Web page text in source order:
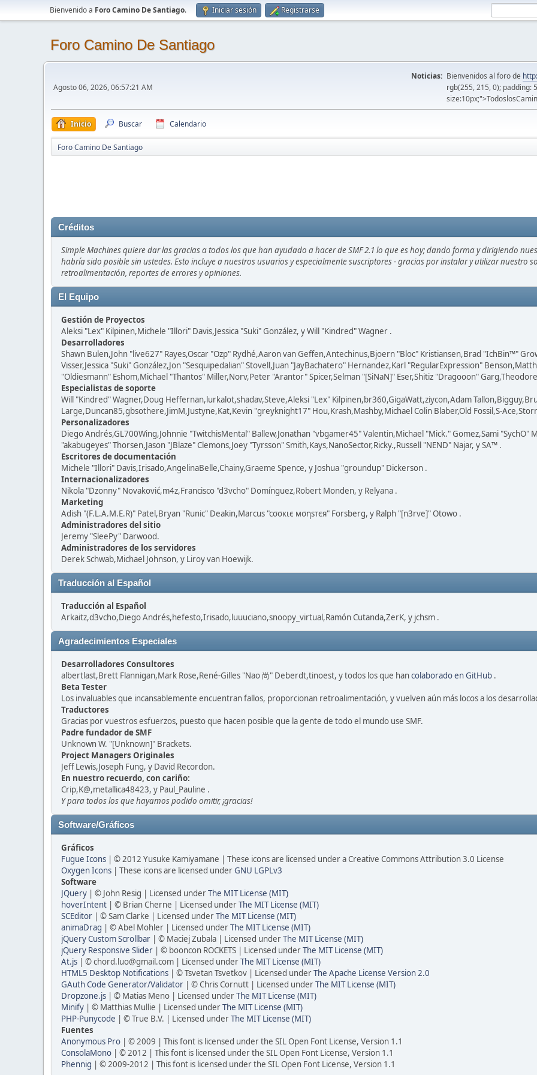
Bienvenido a Foro Camino De Santiago. Iniciar sesión Registrarse
Foro Camino De Santiago
Agosto 06, 2026, 06:57:21 AM
Noticias: Bienvenidos al foro de
rgb(255, 215, 0); padding:
Inicio Buscar Calendario
Foro Camino De Santiago
Créditos
Simple Machines quiere dar las gracias a todos los que han ayudado a hacer de SMF 2.1 lo que es hoy; dando forma y dirigiendo
habría sido posible sin ustedes. Esto incluye a nuestros usuarios y especialmente suscriptores - gracias por instalar y utilizar nuestro
retroalimentación, reportes de errores y opiniones.
El Equipo
Gestión de Proyectos
Aleksi "Lex" Kilpinen,Michele "Illori" Davis,Jessica "Suki" González, y Will "Kindred" Wagner .
Desarrolladores
Shawn Bulen,John "live627" Rayes,Oscar "Ozp" Rydhé,Aaron van Geffen,Antechinus,Bjoern "Bloc" Kristiansen,Brad "IchBin™"
Visser,Jessica "Suki" González,Jon "Sesquipedalian" Stovell,Juan "JayBachatero" Hernandez,Karl "RegularExpression"
"Oldiesmann" Eshom,Michael "Thantos" Miller,Norv,Peter "Arantor" Spicer,Selman "[SiNaN]" Eser,Shitiz "Dragooon"
Especialistas de soporte
Will "Kindred" Wagner,Doug Heffernan,lurkalot,shadav,Steve,Aleksi "Lex" Kilpinen,br360,GigaWatt,ziycon,Adam
Large,Duncan85,gbsothere,JimM,Justyne,Kat,Kevin "greyknight17" Hou,Krash,Mashby,Michael Colin Blaber,Old Fossil,S-
Personalizadores
Diego Andrés,GL700Wing,Johnnie "TwitchisMental" Ballew,Jonathan "vbgamer45" Valentin,Michael "Mick." Gomez,Sami "SychO"
"akabugeyes" Thorsen,Jason "JBlaze" Clemons,Joey "Tyrsson" Smith,Kays,NanoSector,Ricky.,Russell "NEND" Najar, y SA™ .
Escritores de documentación
Michele "Illori" Davis,Irisado,AngelinaBelle,Chainy,Graeme Spence, y Joshua "groundup" Dickerson .
Internacionalizadores
Nikola "Dzonny" Novaković,m4z,Francisco "d3vcho" Domínguez,Robert Monden, y Relyana .
Marketing
Adish "(F.L.A.M.E.R)" Patel,Bryan "Runic" Deakin,Marcus "cσσкιє мσηѕтєя" Forsberg, y Ralph "[n3rve]" Otowo .
Administradores del sitio
Jeremy "SleePy" Darwood.
Administradores de los servidores
Derek Schwab,Michael Johnson, y Liroy van Hoewijk.
Traducción al Español
Traducción al Español
Arkaitz,d3vcho,Diego Andrés,hefesto,Irisado,luuuciano,snoopy_virtual,Ramón Cutanda,ZerK, y jchsm .
Agradecimientos Especiales
Desarrolladores Consultores
albertlast,Brett Flannigan,Mark Rose,René-Gilles "Nao 尚" Deberdt,tinoest, y todos los que hancolaborado en GitHub .
Beta Tester
Los invaluables que incansablemente encuentran fallos, proporcionan retroalimentación, y vuelven aún más locos a los
Traductores
Gracias por vuestros esfuerzos, puesto que hacen posible que la gente de todo el mundo use SMF.
Padre fundador de SMF
Unknown W. "[Unknown]" Brackets.
Project Managers Originales
Jeff Lewis,Joseph Fung, y David Recordon.
En nuestro recuerdo, con cariño:
Crip,K@,metallica48423, y Paul_Pauline .
Y para todos los que hayamos podido omitir, ¡gracias!
Software/Gráficos
Gráficos
Fugue Icons | © 2012 Yusuke Kamiyamane | These icons are licensed under a Creative Commons Attribution 3.0 License
Oxygen Icons | These icons are licensed underGNU LGPLv3
Software
JQuery | © John Resig | Licensed underThe MIT License (MIT)
hoverIntent | © Brian Cherne | Licensed underThe MIT License (MIT)
SCEditor | © Sam Clarke | Licensed underThe MIT License (MIT)
animaDrag | © Abel Mohler | Licensed underThe MIT License (MIT)
jQuery Custom Scrollbar | © Maciej Zubala | Licensed underThe MIT License (MIT)
jQuery Responsive Slider | © booncon ROCKETS | Licensed underThe MIT License (MIT)
At.js | © chord.luo@gmail.com | Licensed underThe MIT License (MIT)
HTML5 Desktop Notifications | © Tsvetan Tsvetkov | Licensed underThe Apache License Version 2.0
GAuth Code Generator/Validator | © Chris Cornutt | Licensed underThe MIT License (MIT)
Dropzone.js | © Matias Meno | Licensed underThe MIT License (MIT)
Minify | © Matthias Mullie | Licensed underThe MIT License (MIT)
PHP-Punycode | © True B.V. | Licensed underThe MIT License (MIT)
Fuentes
Anonymous Pro | © 2009 | This font is licensed under the SIL Open Font License, Version 1.1
ConsolaMono | © 2012 | This font is licensed under the SIL Open Font License, Version 1.1
Phennig | © 2009-2012 | This font is licensed under the SIL Open Font License, Version 1.1